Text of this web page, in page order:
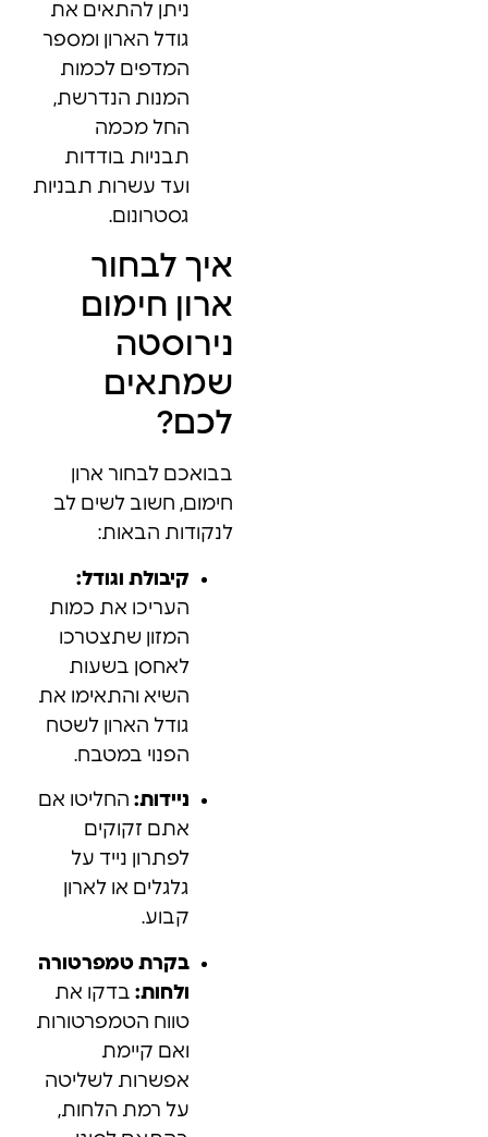
ניתן להתאים את
גודל הארון ומספר
המדפים לכמות
המנות הנדרשת,
החל מכמה
תבניות בודדות
ועד עשרות תבניות
גסטרונום.
איך לבחור
ארון חימום
נירוסטה
שמתאים
לכם?
בבואכם לבחור ארון
חימום, חשוב לשים לב
לנקודות הבאות:
קיבולת וגודל:
העריכו את כמות
המזון שתצטרכו
לאחסן בשעות
השיא והתאימו את
גודל הארון לשטח
הפנוי במטבח.
ניידות: החליטו אם
אתם זקוקים
לפתרון נייד על
גלגלים או לארון
קבוע.
בקרת טמפרטורה
ולחות: בדקו את
טווח הטמפרטורות
ואם קיימת
אפשרות לשליטה
על רמת הלחות,